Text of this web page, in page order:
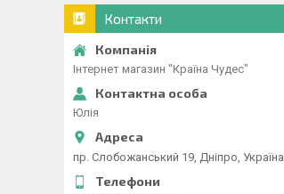
Контакти
Інтернет магазин "Країна Чудес"
Юлія
пр. Слобожанський 19, Дніпро, Україна